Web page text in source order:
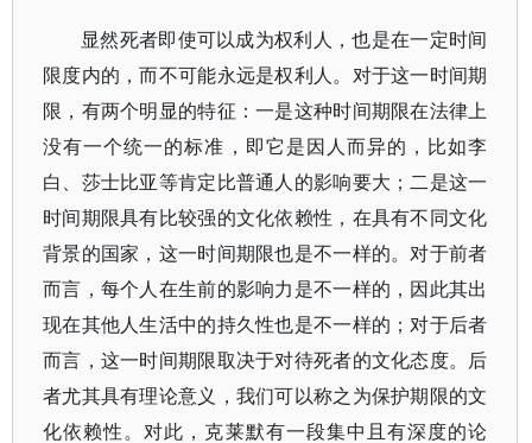
显然死者即使可以成为权利人，也是在一定时间
限度内的，而不可能永远是权利人。对于这一时间期
限，有两个明显的特征：一是这种时间期限在法律上
没有一个统一的标准，即它是因人而异的，比如李
白、莎士比亚等肯定比普通人的影响要大；二是这一
时间期限具有比较强的文化依赖性，在具有不同文化
背景的国家，这一时间期限也是不一样的。对于前者
而言，每个人在生前的影响力是不一样的，因此其出
现在其他人生活中的持久性也是不一样的；对于后者
而言，这一时间期限取决于对待死者的文化态度。后
者尤其具有理论意义，我们可以称之为保护期限的文
化依赖性。对此，克莱默有一段集中且有深度的论